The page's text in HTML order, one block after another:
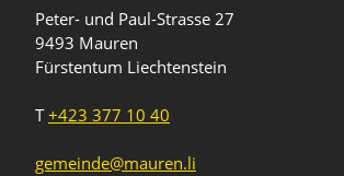
Peter- und Paul-Strasse 27
9493 Mauren
Fürstentum Liechtenstein
T+423 377 10 40
gemeinde@mauren.li